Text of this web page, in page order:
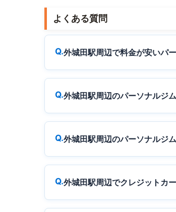
よくある質問
外城田駅周辺で料金が安いパ
外城田駅周辺のパーソナルジ
外城田駅周辺のパーソナルジ
外城田駅周辺でクレジットカ